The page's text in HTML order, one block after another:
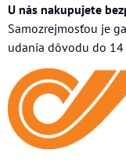
U nás nakupujete
Samozrejmosťou je
udania dôvodu do